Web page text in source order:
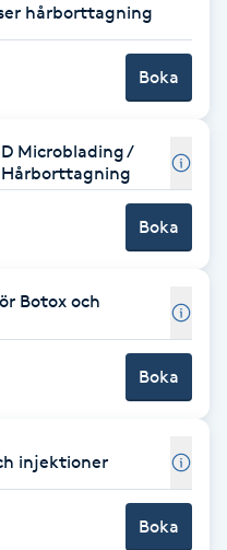
hårborttagning
Boka
Microblading /
Boka
Botox och
Boka
injektioner
Boka